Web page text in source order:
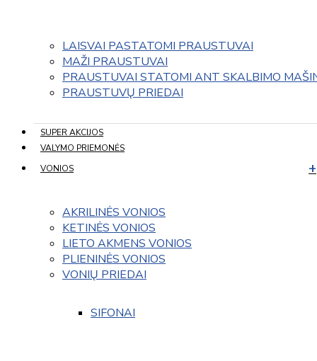
LAISVAI PASTATOMI PRAUSTUVAI
MAŽI PRAUSTUVAI
PRAUSTUVAI STATOMI ANT SKALBIMO
PRAUSTUVŲ PRIEDAI
SUPER AKCIJOS
VALYMO PRIEMONĖS
VONIOS
AKRILINĖS VONIOS
KETINĖS VONIOS
LIETO AKMENS VONIOS
PLIENINĖS VONIOS
VONIŲ PRIEDAI
SIFONAI